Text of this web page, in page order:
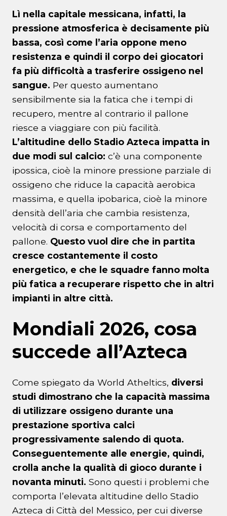
Lì nella capitale messicana, infatti, la
pressione atmosferica è decisamente più
bassa, così come l’aria oppone meno
resistenza e quindi il corpo dei giocatori
fa più difficoltà a trasferire ossigeno nel
sangue. Per questo aumentano
sensibilmente sia la fatica che i tempi di
recupero, mentre al contrario il pallone
riesce a viaggiare con più facilità.
L’altitudine dello Stadio Azteca impatta in
due modi sul calcio: c’è una componente
ipossica, cioè la minore pressione parziale di
ossigeno che riduce la capacità aerobica
massima, e quella ipobarica, cioè la minore
densità dell’aria che cambia resistenza,
velocità di corsa e comportamento del
pallone. Questo vuol dire che in partita
cresce costantemente il costo
energetico, e che le squadre fanno molta
più fatica a recuperare rispetto che in altri
impianti in altre città.
Mondiali 2026, cosa
succede all’Azteca
Come spiegato da World Atheltics, diversi
studi dimostrano che la capacità massima
di utilizzare ossigeno durante una
prestazione sportiva calci
progressivamente salendo di quota.
Conseguentemente alle energie, quindi,
crolla anche la qualità di gioco durante i
novanta minuti. Sono questi i problemi che
comporta l’elevata altitudine dello Stadio
Azteca di Città del Messico, per cui diverse